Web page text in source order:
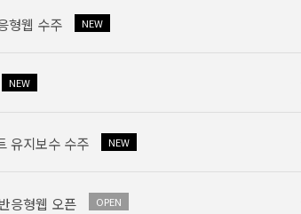
주 NEW
주
유지보수 수주 NEW
응형웹 오픈 OPEN